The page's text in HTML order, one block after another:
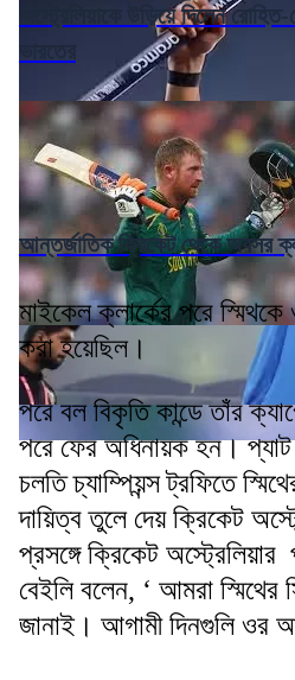
অস্ট্রেলিয়াকে উড়িয়ে দিলেন
আন্তর্জাতিক ক্রিকেট থেকে অবসর
মাইকেল ক্লার্কের পরে
করা হয়েছিল।
পরে বল বিকৃতি কান্ডে তাঁর
পরে ফের অধিনায়ক হন। প্যাট
চলতি চ্যাম্পিয়ন্স ট্রফিতে
দায়িত্ব তুলে দেয় ক্রিকেট
প্রসঙ্গে ক্রিকেট অস্ট্রেলিয়ার
বেইলি বলেন, ‘ আমরা স্মিথের
জানাই। আগামী দিনগুলি ওর